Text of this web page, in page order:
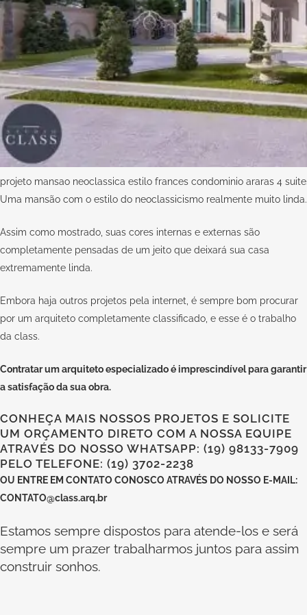
projeto mansao neoclassica estilo frances condominio araras 4
Uma mansão com o estilo do neoclassicismo realmente muito linda.
Assim como mostrado, suas cores internas e externas são
completamente pensadas de um jeito que deixará sua casa
extremamente linda.
Embora haja outros projetos pela internet, é sempre bom procurar
por um arquiteto completamente classificado, e esse é o trabalho
da class.
Contratar um arquiteto especializadoé imprescindível para garantir
a satisfação da sua obra.
CONHEÇA MAIS NOSSOS PROJETOS E SOLICITE
UM ORÇAMENTO DIRETO COM A NOSSA EQUIPE
ATRAVÉS DO NOSSO WHATSAPP: (19) 98133-7909
PELO TELEFONE: (19) 3702-2238
OU ENTRE EM CONTATO CONOSCOATRAVÉS DO NOSSO E-MAIL:
CONTATO@class.arq.br
Estamos sempre dispostos para atende-los e será
sempre um prazer trabalharmos juntos para assim
construir sonhos.